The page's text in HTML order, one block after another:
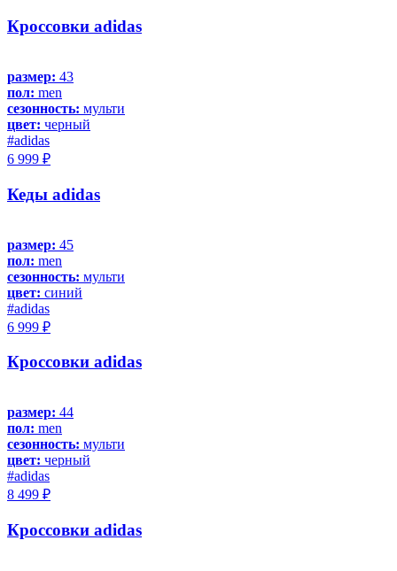
Кроссовки adidas
размер: 43
пол: men
сезонность: мульти
цвет: черный
#adidas
6 999 ₽
Кеды adidas
размер: 45
пол: men
сезонность: мульти
цвет: синий
#adidas
6 999 ₽
Кроссовки adidas
размер: 44
пол: men
сезонность: мульти
цвет: черный
#adidas
8 499 ₽
Кроссовки adidas